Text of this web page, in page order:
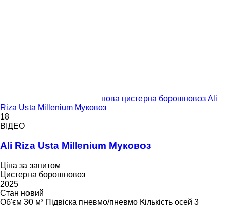
нова цистерна борошновоз Ali
Riza Usta Millenium Муковоз
18
ВІДЕО
Ali Riza Usta Millenium Муковоз
Ціна за запитом
Цистерна борошновоз
2025
Стан новий
Об'єм 30 м³ Підвіска пневмо/пневмо Кількість осей 3